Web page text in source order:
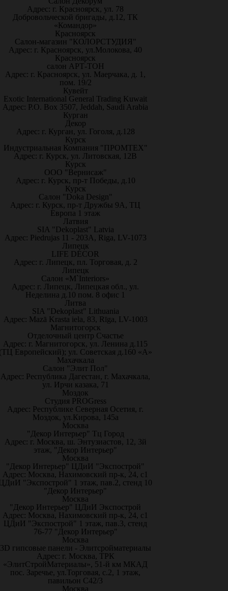
Адрес: г. Красноярск, ул. 78
Добровольческой бригады, д.12, ТК
«Командор»
Красноярск
Салон-магазин "КОЛОРСТУДИЯ"
Адрес: г. Красноярск, ул.Молокова, 40
Красноярск
салон АРТ-ТОН
Адрес: г. Красноярск, ул. Маерчака, д. 1,
пом. 19/2
Кувейт
Exotic International General Trading Kuwait
Адрес: P.O. Box 3507, Jeddah, Saudi Arabia
Курган
Декор
Адрес: г. Курган, ул. Гоголя, д.128
Курск
Индустриальная Компания "ПРОМТЕХ"
Адрес: г. Курск, ул. Литовская, 12В
Курск
ООО "Вернисаж"
Адрес: г. Курск, пр-т Победы, д.10
Курск
Салон "Doka Design"
Адрес: г. Курск, пр-т Дружбы 9А, ТЦ
Европа 1 этаж
Латвия
SIA "Dekoplast" Latvia
Адрес: Piedrujas 11 - 203A, Riga, LV-1073
Липецк
LIFE DÉCOR
Адрес: г. Липецк, пл. Торговая, д. 2
Липецк
Салон «M`Interiors»
Адрес: г. Липецк, Липецкая обл., ул.
Неделина д.10 пом. 8 офис 1
Литва
SIA "Dekoplast" Lithuania
Адрес: Mazā Krasta iela, 83, Rīga, LV-1003
Магнитогорск
Отделочный центр Счастье
Адрес: г. Магнитогорск, ул. Ленина д.115
Европейский); ул. Советская д.160 «А»
Махачкала
Салон "Элит Пол"
Адрес: Республика Дагестан, г. Махачкала,
ул. Ирчи казака, 71
Моздок
Студия PROGress
Адрес: Республике Северная Осетия, г.
Моздок, ул.Кирова, 145а
Москва
"Декор Интерьер" Тц Город
Адрес: г. Москва, ш. Энтузиастов, 12, 3й
этаж, "Декор Интерьер"
Москва
"Декор Интерьер" ЦДиИ "Экспострой"
Адрес: Москва, Нахимовский пр-к, 24, с1
"Экспострой" 1 этаж, пав.2, стенд 10
"Декор Интерьер"
Москва
"Декор Интерьер" ЦДиИ Экспострой
Адрес: Москва, Нахимовский пр-к, 24, с1
ЦДиИ "Экспострой" 1 этаж, пав.3, стенд
76-77 "Декор Интерьер"
Москва
3D гипсовые панели - Элитсройматериалы
Адрес: г. Москва, ТРК
«ЭлитСтройМатериалы», 51-й км МКАД
пос. Заречье, ул.Торговая, с.2, 1 этаж,
павильон С42/3
Москва